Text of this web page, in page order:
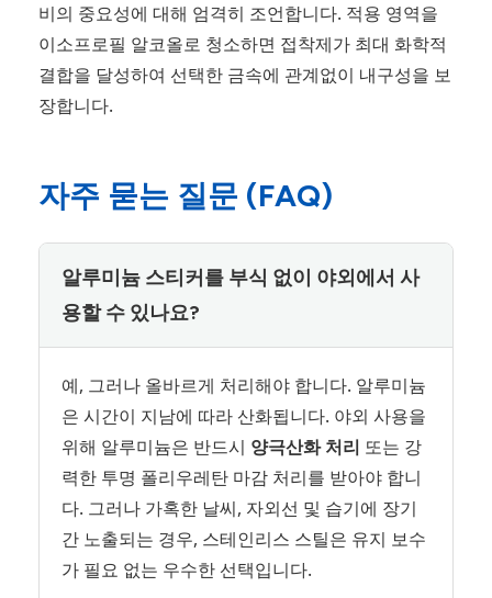
비의 중요성에 대해 엄격히 조언합니다. 적용 영역을
이소프로필 알코올로 청소하면 접착제가 최대 화학적
결합을 달성하여 선택한 금속에 관계없이 내구성을 보
장합니다.
자주 묻는 질문 (FAQ)
알루미늄 스티커를 부식 없이 야외에서 사
용할 수 있나요?
예, 그러나 올바르게 처리해야 합니다. 알루미늄
은 시간이 지남에 따라 산화됩니다. 야외 사용을
위해 알루미늄은 반드시 양극산화 처리 또는 강
력한 투명 폴리우레탄 마감 처리를 받아야 합니
다. 그러나 가혹한 날씨, 자외선 및 습기에 장기
간 노출되는 경우, 스테인리스 스틸은 유지 보수
가 필요 없는 우수한 선택입니다.